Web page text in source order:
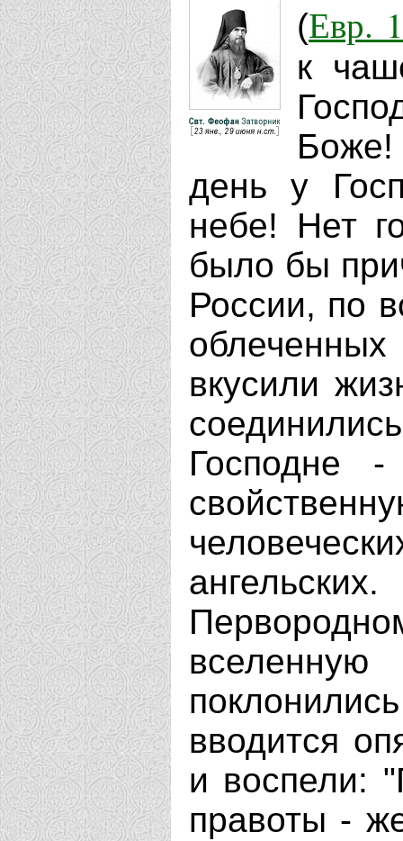
(Евр.
к
Боже!
день у
небе! Нет
было бы
России, по
вкусили
Господне
вводится
и воспели:
правоты -